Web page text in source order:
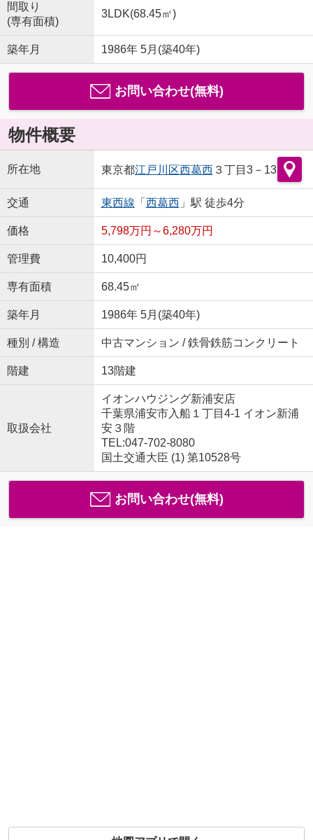
間取り
(専有面積)
3LDK(68.45㎡)
築年月 1986年 5月(築40年)
お問い合わせ(無料)
物件概要
所在地 東京都江戸川区西葛西３丁目3－13
交通 東西線 「 西葛西」駅 徒歩4分
価格 5,798万円～6,280万円
管理費 10,400円
専有面積 68.45㎡
築年月 1986年 5月(築40年)
種別 / 構造 中古マンション / 鉄骨鉄筋コンクリート
階建 13階建
取扱会社
イオンハウジング新浦安店
千葉県浦安市入船１丁目4-1 イオン新浦
安３階
TEL:047-702-8080
国土交通大臣 (1) 第10528号
お問い合わせ(無料)